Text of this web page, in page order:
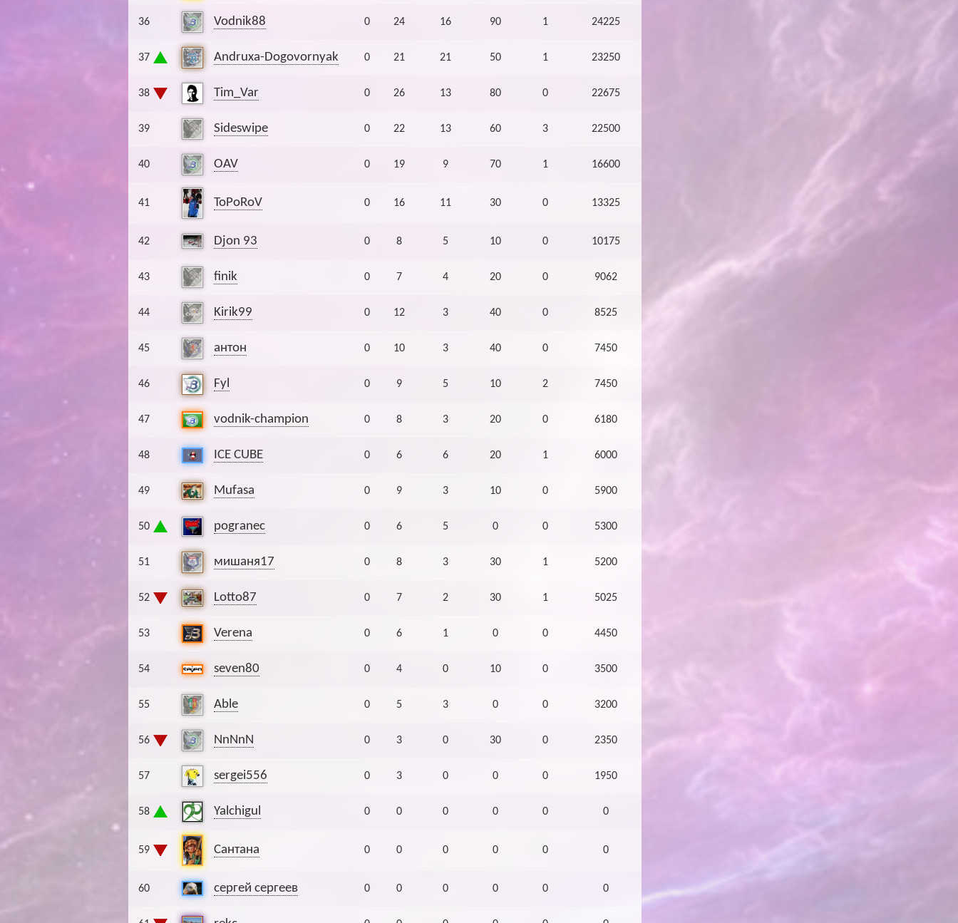
36 Vodnik88 0 24 16 90 1 24225
37 Andruxa-Dogovornyak 0 21 21 50 1 23250
38 Tim_Var 0 26 13 80 0 22675
39 Sideswipe 0 22 13 60 3 22500
40 OAV 0 19 9 70 1 16600
41 ToPoRoV 0 16 11 30 0 13325
42 Djon 93 0 8 5 10 0 10175
43 finik 0 7 4 20 0 9062
44 Kirik99 0 12 3 40 0 8525
45 антон 0 10 3 40 0 7450
46 Fyl 0 9 5 10 2 7450
47 vodnik-champion 0 8 3 20 0 6180
48 ICE CUBE 0 6 6 20 1 6000
49 Mufasa 0 9 3 10 0 5900
50 pogranec 0 6 5 0 0 5300
51 мишаня17 0 8 3 30 1 5200
52 Lotto87 0 7 2 30 1 5025
53 Verena 0 6 1 0 0 4450
54 seven80 0 4 0 10 0 3500
55 Able 0 5 3 0 0 3200
56 NnNnN 0 3 0 30 0 2350
57 sergei556 0 3 0 0 0 1950
58 Yalchigul 0 0 0 0 0 0
59 Сантана 0 0 0 0 0 0
60 сергей сергеев 0 0 0 0 0 0